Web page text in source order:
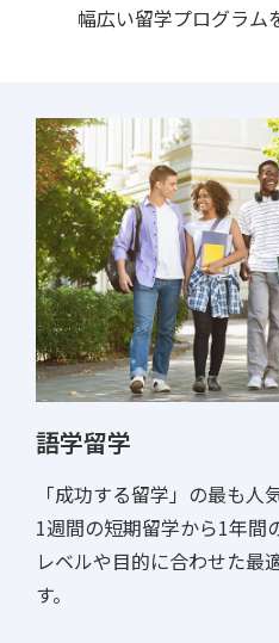
幅広い留学プログラム
語学留学
「成功する留学」の最も人
1週間の短期留学から1年間
レベルや目的に合わせた最
す。